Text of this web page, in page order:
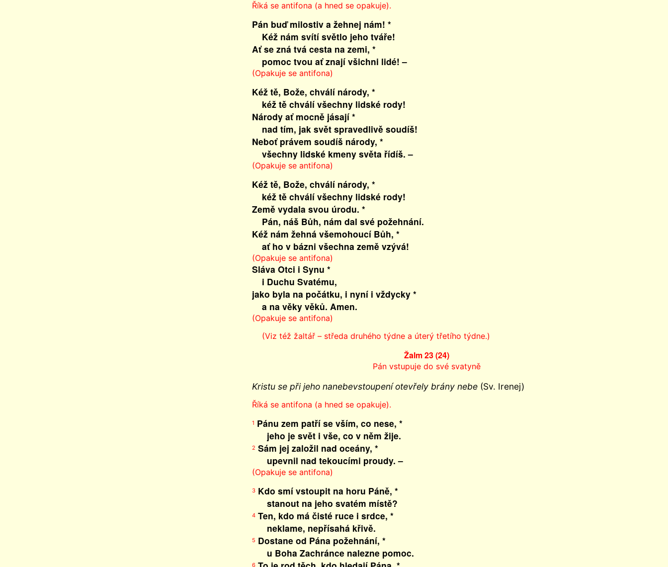
Říká se antifona (a hned se opakuje).
Pán buď milostiv a žehnej nám! *
Kéž nám svítí světlo jeho tváře!
Ať se zná tvá cesta na zemi, *
pomoc tvou ať znají všichni lidé! –
(Opakuje se antifona)
Kéž tě, Bože, chválí národy, *
kéž tě chválí všechny lidské rody!
Národy ať mocně jásají *
nad tím, jak svět spravedlivě soudíš!
Neboť právem soudíš národy, *
všechny lidské kmeny světa řídíš. –
(Opakuje se antifona)
Kéž tě, Bože, chválí národy, *
kéž tě chválí všechny lidské rody!
Země vydala svou úrodu. *
Pán, náš Bůh, nám dal své požehnání.
Kéž nám žehná všemohoucí Bůh, *
ať ho v bázni všechna země vzývá!
(Opakuje se antifona)
Sláva Otci i Synu *
i Duchu Svatému,
jako byla na počátku, i nyní i vždycky *
a na věky věků. Amen.
(Opakuje se antifona)
(Viz též žaltář – středa druhého týdne a úterý třetího týdne.)
Žalm 23 (24)
Pán vstupuje do své svatyně
Kristu se při jeho nanebevstoupení otevřely brány nebe (Sv. Irenej)
Říká se antifona (a hned se opakuje).
1 Pánu zem patří se vším, co nese, *
jeho je svět i vše, co v něm žije.
2 Sám jej založil nad oceány, *
upevnil nad tekoucími proudy. –
(Opakuje se antifona)
3 Kdo smí vstoupit na horu Páně, *
stanout na jeho svatém místě?
4 Ten, kdo má čisté ruce i srdce, *
neklame, nepřísahá křivě.
5 Dostane od Pána požehnání, *
u Boha Zachránce nalezne pomoc.
6